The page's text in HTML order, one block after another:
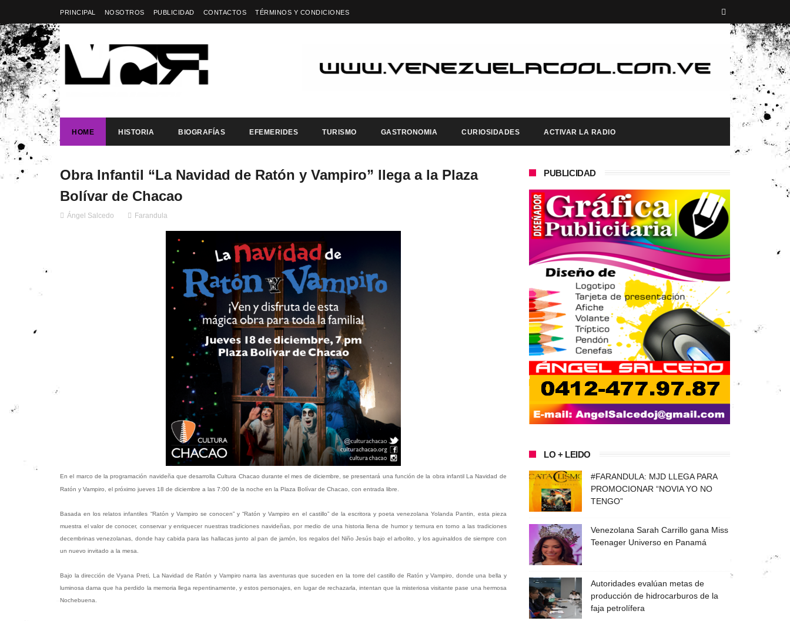
PRINCIPAL NOSOTROS PUBLICIDAD CONTACTOS TÉRMINOS Y CONDICIONES
HOME HISTORIA BIOGRAFÍAS EFEMERIDES TURISMO GASTRONOMIA CURIOSIDADES ACTIVAR LA RADIO
Obra Infantil “La Navidad de Ratón y Vampiro” llega a la Plaza
Bolívar de Chacao
Ángel Salcedo Farandula
En el marco de la programación navideña que desarrolla Cultura Chacao durante el mes de diciembre, se presentará una función de la obra infantil La Navidad de
Ratón y Vampiro, el próximo jueves 18 de diciembre a las 7:00 de la noche en la Plaza Bolívar de Chacao, con entrada libre.
Basada en los relatos infantiles “Ratón y Vampiro se conocen” y “Ratón y Vampiro en el castillo” de la escritora y poeta venezolana Yolanda Pantin, esta pieza
muestra el valor de conocer, conservar y enriquecer nuestras tradiciones navideñas, por medio de una historia llena de humor y ternura en torno a las tradiciones
decembrinas venezolanas, donde hay cabida para las hallacas junto al pan de jamón, los regalos del Niño Jesús bajo el arbolito, y los aguinaldos de siempre con
un nuevo invitado a la mesa.
Bajo la dirección de Vyana Preti, La Navidad de Ratón y Vampiro narra las aventuras que suceden en la torre del castillo de Ratón y Vampiro, donde una bella y
luminosa dama que ha perdido la memoria llega repentinamente, y estos personajes, en lugar de rechazarla, intentan que la misteriosa visitante pase una hermosa
Nochebuena.
PUBLICIDAD
LO + LEIDO
#FARANDULA: MJD LLEGA PARA
PROMOCIONAR “NOVIA YO NO
TENGO”
Venezolana Sarah Carrillo gana Miss
Teenager Universo en Panamá
Autoridades evalúan metas de
producción de hidrocarburos de la
faja petrolífera